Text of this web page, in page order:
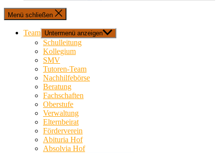
Menü schließen
Team Untermenü anzeigen
Schulleitung
Kollegium
SMV
Tutoren-Team
Nachhilfebörse
Beratung
Fachschaften
Oberstufe
Verwaltung
Elternbeirat
Förderverein
Abituria Hof
Absolvia Hof